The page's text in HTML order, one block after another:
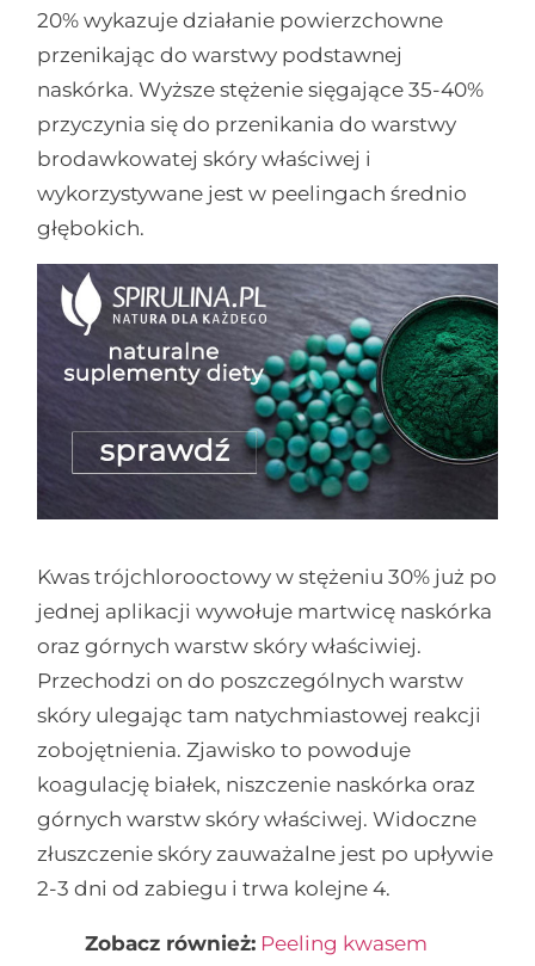
20% wykazuje działanie powierzchowne
przenikając do warstwy podstawnej
naskórka. Wyższe stężenie sięgające 35-40%
przyczynia się do przenikania do warstwy
brodawkowatej skóry właściwej i
wykorzystywane jest w peelingach średnio
głębokich.
Kwas trójchlorooctowy w stężeniu 30% już po
jednej aplikacji wywołuje martwicę naskórka
oraz górnych warstw skóry właściwiej.
Przechodzi on do poszczególnych warstw
skóry ulegając tam natychmiastowej reakcji
zobojętnienia. Zjawisko to powoduje
koagulację białek, niszczenie naskórka oraz
górnych warstw skóry właściwej. Widoczne
złuszczenie skóry zauważalne jest po upływie
2-3 dni od zabiegu i trwa kolejne 4.
Zobacz również: Peeling kwasem